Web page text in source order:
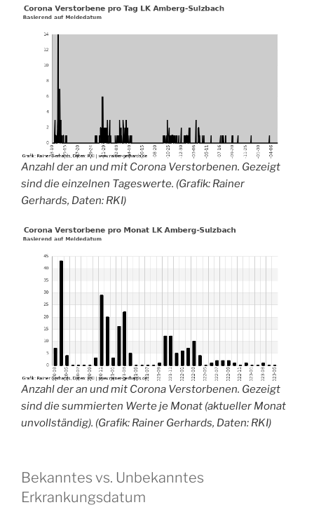
Anzahl der an und mit Corona Verstorbenen. Gezeigt
sind die einzelnen Tageswerte. (Grafik: Rainer
Gerhards, Daten: RKI)
Anzahl der an und mit Corona Verstorbenen. Gezeigt
sind die summierten Werte je Monat (aktueller Monat
unvollständig). (Grafik: Rainer Gerhards, Daten: RKI)
Bekanntes vs. Unbekanntes
Erkrankungsdatum